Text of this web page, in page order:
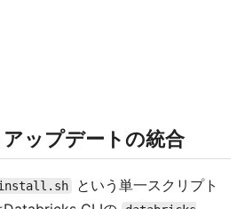
ップデートの統合
という単一スクリプト